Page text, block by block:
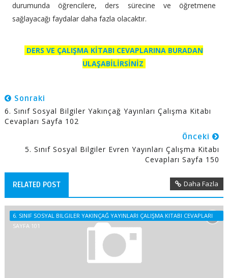
durumunda öğrencilere, ders sürecine ve öğretmene
sağlayacağı faydalar daha fazla olacaktır.
DERS VE ÇALIŞMA KİTABI CEVAPLARINA BURADAN
ULAŞABİLİRSİNİZ
Sonraki
6. Sınıf Sosyal Bilgiler Yakınçağ Yayınları Çalışma Kitabı
Cevapları Sayfa 102
Önceki
5. Sınıf Sosyal Bilgiler Evren Yayınları Çalışma Kitabı
Cevapları Sayfa 150
RELATED POST Daha Fazla
6. SINIF SOSYAL BILGILER YAKINÇAĞ YAYINLARI ÇALIŞMA KITABI CEVAPLARI
SAYFA 101